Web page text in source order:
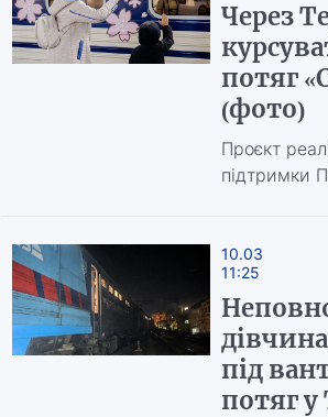
Через
потяг
(фото)
Проєкт
підтримки
10.03
11:25
під
потяг у